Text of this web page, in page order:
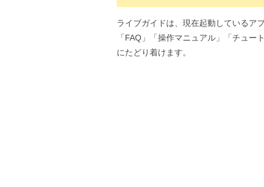
ライブガイドは、現在起動しているア
「FAQ」「操作マニュアル」「チュー
にたどり着けます。